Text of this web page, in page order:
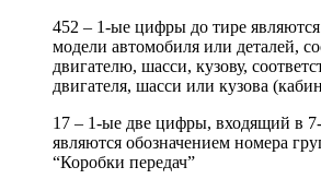
452 – 1-ые цифры до тире
модели автомобиля или деталей,
двигателю, шасси, кузову,
двигателя, шасси или кузова
17 – 1-ые две цифры, входящий в
являются обозначением номера
“Коробки передач”